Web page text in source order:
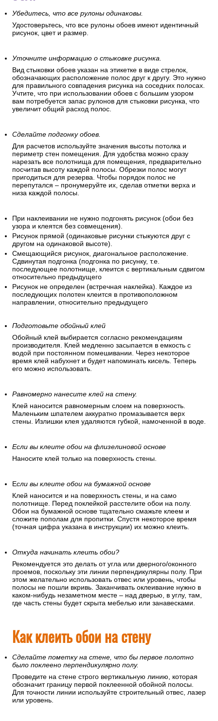
Убедитесь, что все рулоны одинаковы.
Удостоверьтесь, что все рулоны обоев имеют идентичный
рисунок, цвет и размер.
Уточните информацию о стыковке рисунка.
Вид стыковки обоев указан на этикетке в виде стрелок,
обозначающих расположение полос друг к другу. Это нужно
для правильного совпадения рисунка на соседних полосах.
Учтите, что при использовании обоев с большим узором
вам потребуется запас рулонов для стыковки рисунка, что
увеличит общий расход полос.
Сделайте подгонку обоев.
Для расчетов используйте значения высоты потолка и
периметр стен помещения. Для удобства можно сразу
нарезать все полотнища для помещения, предварительно
посчитав высоту каждой полосы. Обрезки полос могут
пригодиться для резерва. Чтобы порядок полос не
перепутался – пронумеруйте их, сделав отметки верха и
низа каждой полосы.
При наклеивании не нужно подгонять рисунок (обои без
узора и клеятся без совмещения).
Рисунок прямой (одинаковые рисунки стыкуются друг с
другом на одинаковой высоте).
Смещающийся рисунок, диагональное расположение.
Сдвинутая подгонка (подгонка по рисунку, т.е.
последующее полотнище, клеится с вертикальным сдвигом
относительно предыдущего
Рисунок не определен (встречная наклейка). Каждое из
последующих полотен клеится в противоположном
направлении, относительно предыдущего
Подготовьте обойный клей
Обойный клей выбирается согласно рекомендациям
производителя. Клей медленно засыпается в емкость с
водой при постоянном помешивании. Через некоторое
время клей набухнет и будет напоминать кисель. Теперь
его можно использовать.
Равномерно нанесите клей на стену.
Клей наносится равномерным слоем на поверхность.
Маленьким шпателем аккуратно промазывается верх
стены. Излишки клея удаляются губкой, намоченной в воде.
Если вы клеите обои на флизелиновой основе
Наносите клей только на поверхность стены.
Если вы клеите обои на бумажной основе
Клей наносится и на поверхность стены, и на само
полотнище. Перед поклейкой расстелите обои на полу.
Обои на бумажной основе тщательно смажьте клеем и
сложите пополам для пропитки. Спустя некоторое время
(точная цифра указана в инструкции) их можно клеить.
Откуда начинать клеить обои?
Рекомендуется это делать от угла или дверного/оконного
проемов, поскольку эти линии перпендикулярны полу. При
этом желательно использовать отвес или уровень, чтобы
полосы не пошли вкривь. Заканчивать оклеивание нужно в
каком-нибудь незаметном месте – над дверью, в углу, там,
где часть стены будет скрыта мебелью или занавесками.
Как клеить обои на стену
Сделайте пометку на стене, что бы первое полотно
было поклеено перпендикулярно полу.
Проведите на стене строго вертикальную линию, которая
обозначит границу первой поклеенной обойной полосы.
Для точности линии используйте строительный отвес, лазер
или уровень.